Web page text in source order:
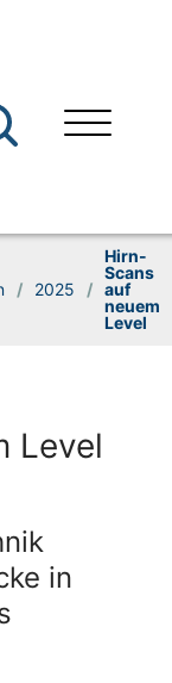
/ 2025 /
Hirn-
Scans
auf
neuem
Level
Level
in